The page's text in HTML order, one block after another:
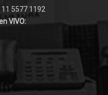
5577 1192
VIVO: